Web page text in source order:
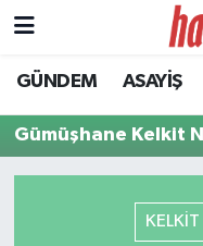
GÜNDEM ASAYİŞ
Gümüşhane Kelkit
KELKİT
Tire Nöbetçi
Tire Hava